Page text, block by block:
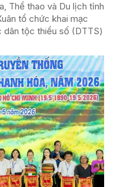
Thể thao và Du lịch tỉnh
tổ chức khai mạc
dân tộc thiểu số (DTTS)